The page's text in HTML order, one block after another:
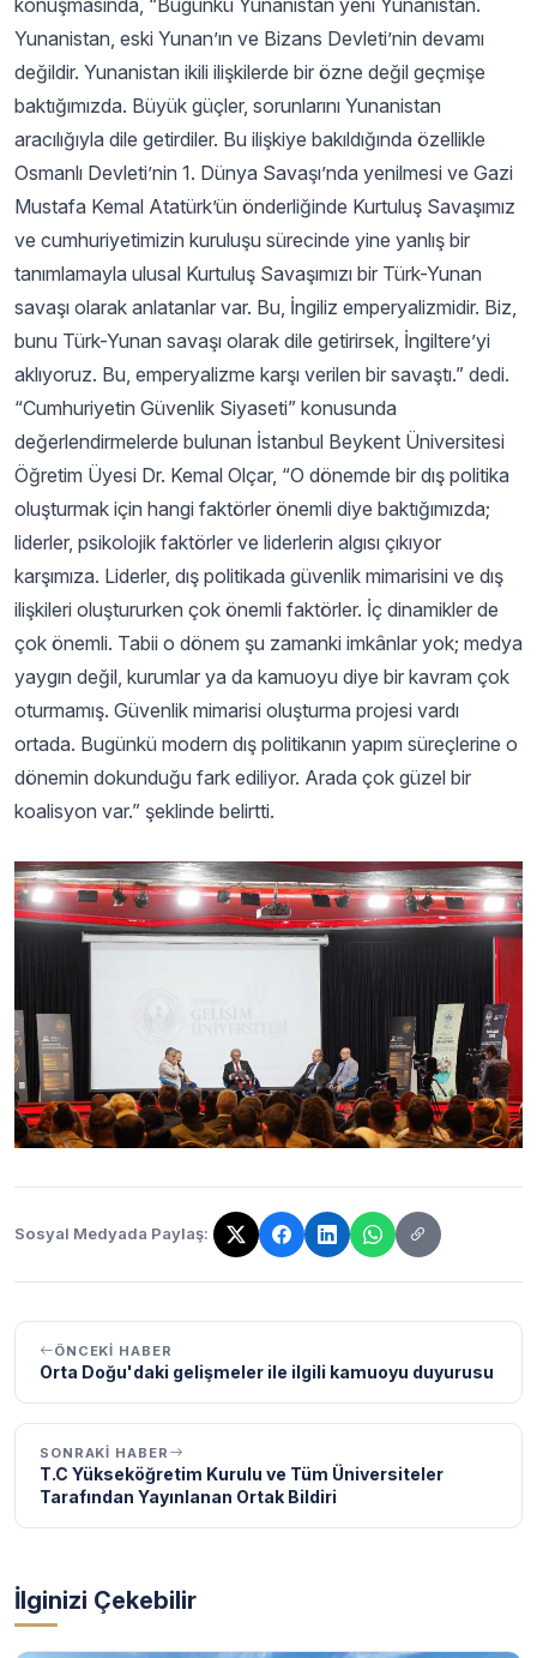
konuşmasında, “Bugünkü Yunanistan yeni Yunanistan.
Yunanistan, eski Yunan’ın ve Bizans Devleti’nin devamı
değildir. Yunanistan ikili ilişkilerde bir özne değil geçmişe
baktığımızda. Büyük güçler, sorunlarını Yunanistan
aracılığıyla dile getirdiler. Bu ilişkiye bakıldığında özellikle
Osmanlı Devleti’nin 1. Dünya Savaşı’nda yenilmesi ve Gazi
Mustafa Kemal Atatürk’ün önderliğinde Kurtuluş Savaşımız
ve cumhuriyetimizin kuruluşu sürecinde yine yanlış bir
tanımlamayla ulusal Kurtuluş Savaşımızı bir Türk-Yunan
savaşı olarak anlatanlar var. Bu, İngiliz emperyalizmidir. Biz,
bunu Türk-Yunan savaşı olarak dile getirirsek, İngiltere’yi
aklıyoruz. Bu, emperyalizme karşı verilen bir savaştı.” dedi.
“Cumhuriyetin Güvenlik Siyaseti” konusunda
değerlendirmelerde bulunan İstanbul Beykent Üniversitesi
Öğretim Üyesi Dr. Kemal Olçar, “O dönemde bir dış politika
oluşturmak için hangi faktörler önemli diye baktığımızda;
liderler, psikolojik faktörler ve liderlerin algısı çıkıyor
karşımıza. Liderler, dış politikada güvenlik mimarisini ve dış
ilişkileri oluştururken çok önemli faktörler. İç dinamikler de
çok önemli. Tabii o dönem şu zamanki imkânlar yok; medya
yaygın değil, kurumlar ya da kamuoyu diye bir kavram çok
oturmamış. Güvenlik mimarisi oluşturma projesi vardı
ortada. Bugünkü modern dış politikanın yapım süreçlerine o
dönemin dokunduğu fark ediliyor. Arada çok güzel bir
koalisyon var.” şeklinde belirtti.
Sosyal Medyada Paylaş:
Bağlantı kopyalandı!
ÖNCEKI HABER
Orta Doğu'daki gelişmeler ile ilgili kamuoyu duyurusu
SONRAKI HABER
T.C Yükseköğretim Kurulu ve Tüm Üniversiteler
Tarafından Yayınlanan Ortak Bildiri
İlginizi Çekebilir